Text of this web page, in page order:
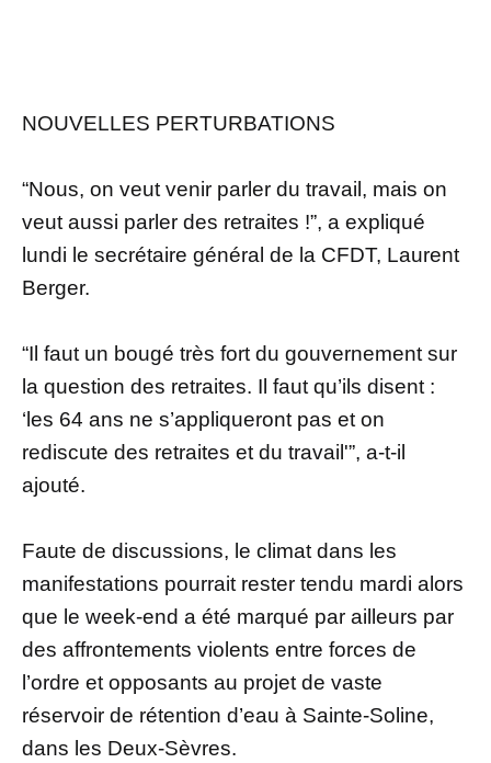
NOUVELLES PERTURBATIONS
“Nous, on veut venir parler du travail, mais on
veut aussi parler des retraites !”, a expliqué
lundi le secrétaire général de la CFDT, Laurent
Berger.
“Il faut un bougé très fort du gouvernement sur
la question des retraites. Il faut qu’ils disent :
‘les 64 ans ne s’appliqueront pas et on
rediscute des retraites et du travail'”, a-t-il
ajouté.
Faute de discussions, le climat dans les
manifestations pourrait rester tendu mardi alors
que le week-end a été marqué par ailleurs par
des affrontements violents entre forces de
l’ordre et opposants au projet de vaste
réservoir de rétention d’eau à Sainte-Soline,
dans les Deux-Sèvres.